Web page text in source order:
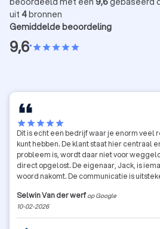
uit 4bronnen
Gemiddelde beoordeling
9,6•starstarstarstarstar
starstarstarstarstar
Dit is echt een bedrijf waar je enorm veel
kunt hebben. De klant staat hier centraal
probleem is, wordt daar niet voor
direct opgelost. De eigenaar, Jack, is
woord nakomt. De communicatie is
geven, hadden ze die zonder twijfel
op zoek naar een gespecialiseerd
Dan ben je hier absoluut aan het juiste
Selwin Van der werf op Google
10-02-2026